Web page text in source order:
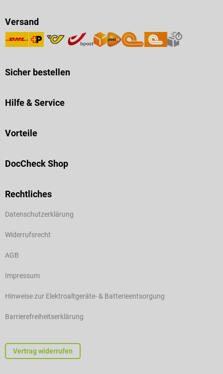
Versand
Sicher bestellen
Hilfe & Service
Vorteile
DocCheck Shop
Rechtliches
Datenschutzerklärung
Widerrufsrecht
AGB
Impressum
Hinweise zur Elektroaltgeräte- & Batterieentsorgung
Barrierefreiheitserklärung
Vertrag widerrufen